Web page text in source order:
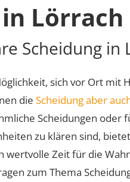
Lörrach
Scheidung
sich vor Ort mit
die Scheidung aber
Scheidungen oder
zu klären sind,
wertvolle Zeit für die
zum Thema